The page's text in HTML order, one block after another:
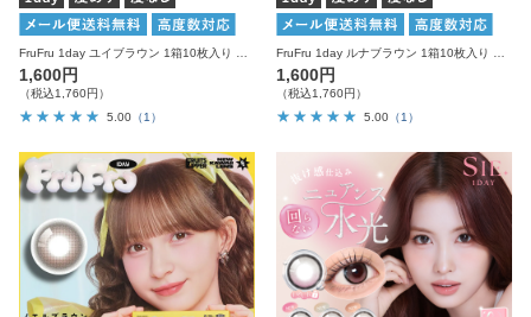
FruFru 1day ユイブラウン 1箱10枚入り 度あり 度なし フルフル カラコン ワンデー
1,600円
（税込1,760円）
5.00 （1）
FruFru 1day ルナブラウン 1箱10枚入り 度あり 度なし フルフル カラコン ワンデー
1,600円
（税込1,760円）
5.00 （1）